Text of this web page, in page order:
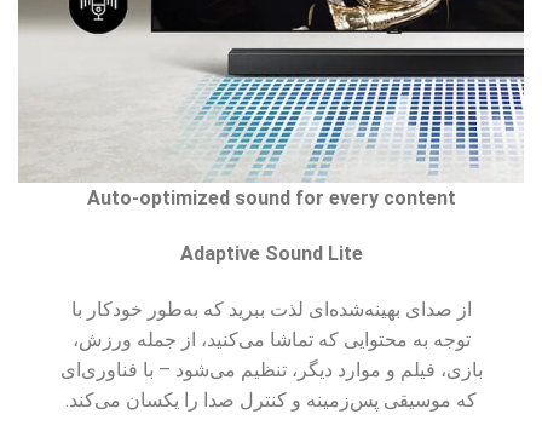
Auto-optimized sound for every content
Adaptive Sound Lite
از صدای بهینه‌شده‌ای لذت ببرید که به‌طور خودکار با
توجه به محتوایی که تماشا می‌کنید، از جمله ورزش،
بازی، فیلم و موارد دیگر، تنظیم می‌شود – با فناوری‌ای
که موسیقی پس‌زمینه و کنترل صدا را یکسان می‌کند.